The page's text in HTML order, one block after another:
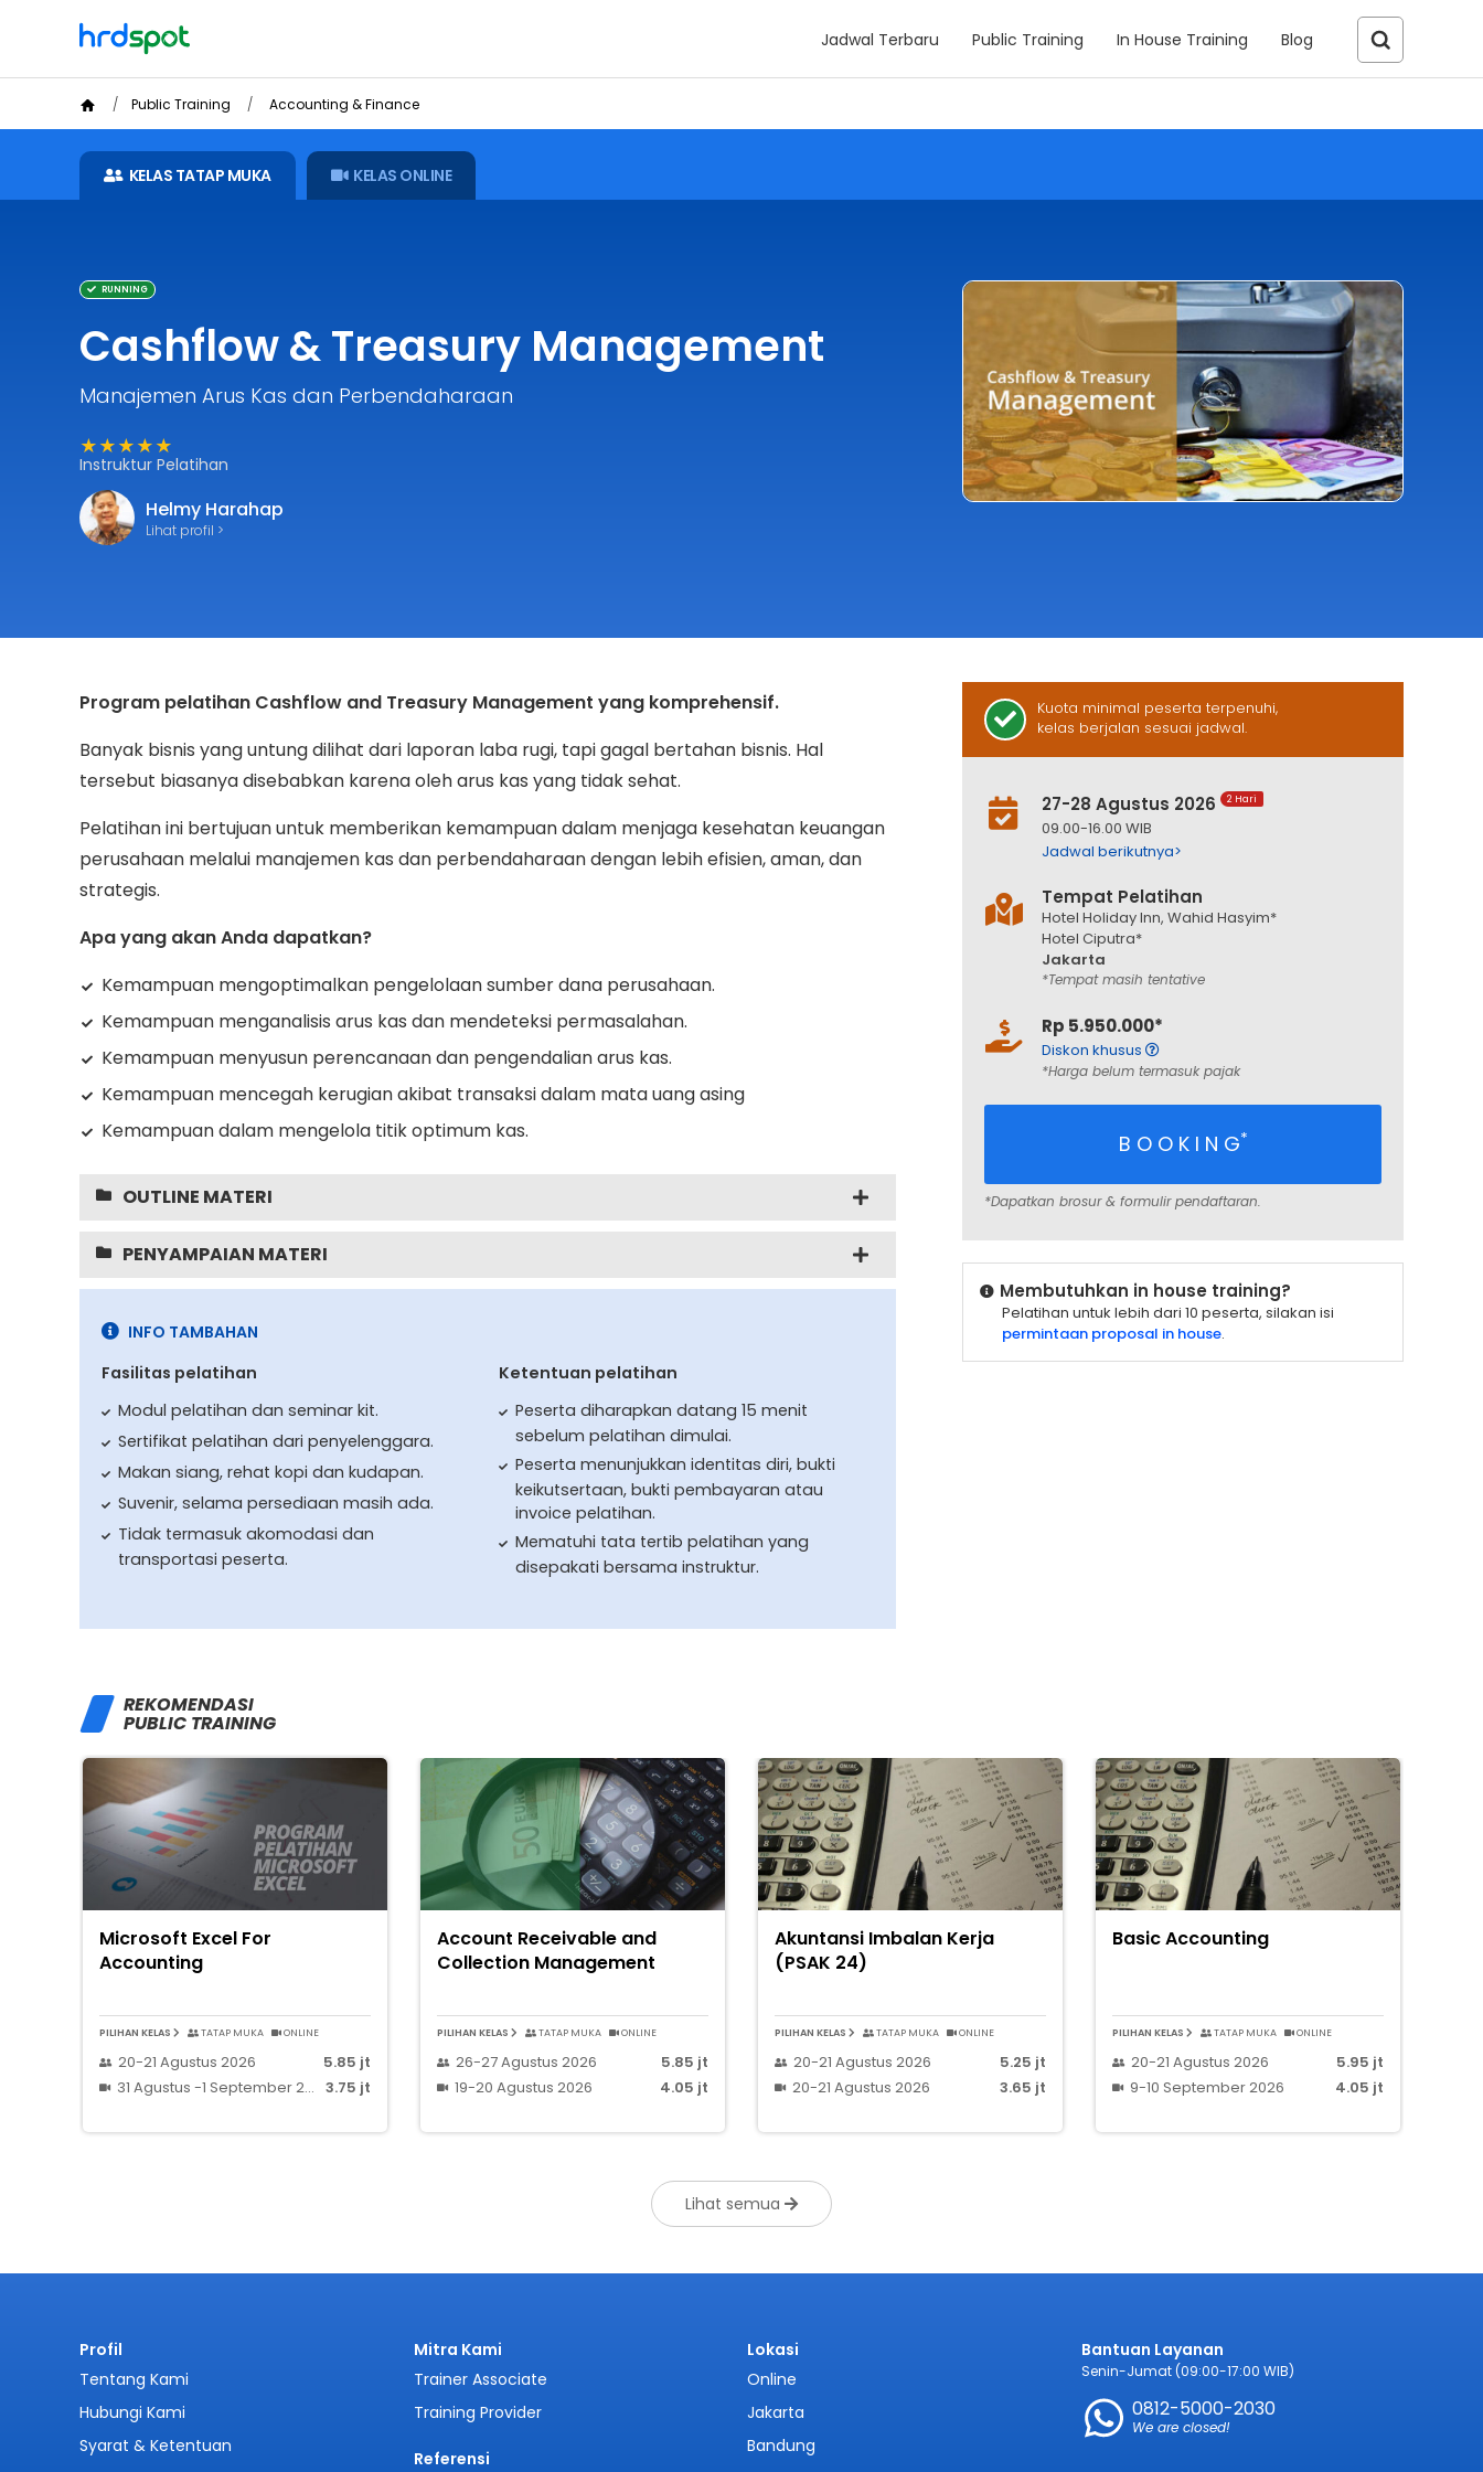
Jadwal Terbaru Public Training In House Training Blog
Public Training Accounting & Finance
KELAS TATAP MUKA KELAS ONLINE
RUNNING
Cashflow & Treasury Management
Manajemen Arus Kas dan Perbendaharaan
★★★★★
Instruktur Pelatihan
Helmy Harahap
Lihat profil >
Kuota minimal peserta terpenuhi,
kelas berjalan sesuai jadwal.
27-28 Agustus 2026 2 Hari
09.00-16.00 WIB
Jadwal berikutnya>
Tempat Pelatihan
Hotel Holiday Inn, Wahid Hasyim*
Hotel Ciputra*
Jakarta
*Tempat masih tentative
Rp 5.950.000*
Diskon khusus
*Harga belum termasuk pajak
B O O K I N G*
*Dapatkan brosur & formulir pendaftaran.
Program pelatihan Cashflow and Treasury Management yang komprehensif.
Banyak bisnis yang untung dilihat dari laporan laba rugi, tapi gagal bertahan bisnis. Hal
tersebut biasanya disebabkan karena oleh arus kas yang tidak sehat.
Pelatihan ini bertujuan untuk memberikan kemampuan dalam menjaga kesehatan keuangan
perusahaan melalui manajemen kas dan perbendaharaan dengan lebih efisien, aman, dan
strategis.
Apa yang akan Anda dapatkan?
Kemampuan mengoptimalkan pengelolaan sumber dana perusahaan.
Kemampuan menganalisis arus kas dan mendeteksi permasalahan.
Kemampuan menyusun perencanaan dan pengendalian arus kas.
Kemampuan mencegah kerugian akibat transaksi dalam mata uang asing
Kemampuan dalam mengelola titik optimum kas.
OUTLINE MATERI
PENYAMPAIAN MATERI
INFO TAMBAHAN
Fasilitas pelatihan
Modul pelatihan dan seminar kit.
Sertifikat pelatihan dari penyelenggara.
Makan siang, rehat kopi dan kudapan.
Suvenir, selama persediaan masih ada.
Tidak termasuk akomodasi dan
transportasi peserta.
Ketentuan pelatihan
Peserta diharapkan datang 15 menit
sebelum pelatihan dimulai.
Peserta menunjukkan identitas diri, bukti
keikutsertaan, bukti pembayaran atau
invoice pelatihan.
Mematuhi tata tertib pelatihan yang
disepakati bersama instruktur.
Membutuhkan in house training?
Pelatihan untuk lebih dari 10 peserta, silakan isi
permintaan proposal in house.
REKOMENDASI
PUBLIC TRAINING
Microsoft Excel For
Accounting
PILIHAN KELAS TATAP MUKA ONLINE
20-21 Agustus 2026
5.85 jt
31 Agustus -1 September 20263.75 jt
Account Receivable and
Collection Management
PILIHAN KELAS TATAP MUKA ONLINE
26-27 Agustus 2026
5.85 jt
19-20 Agustus 2026
4.05 jt
Akuntansi Imbalan Kerja
(PSAK 24)
PILIHAN KELAS TATAP MUKA ONLINE
20-21 Agustus 2026
5.25 jt
20-21 Agustus 2026
3.65 jt
Basic Accounting
PILIHAN KELAS TATAP MUKA ONLINE
20-21 Agustus 2026
5.95 jt
9-10 September 2026
4.05 jt
Lihat semua
Profil
Tentang Kami
Hubungi Kami
Syarat & Ketentuan
Mitra Kami
Trainer Associate
Training Provider
Referensi
Lokasi
Online
Jakarta
Bandung
Bantuan Layanan
Senin-Jumat (09:00-17:00 WIB)
0812-5000-2030
We are closed!